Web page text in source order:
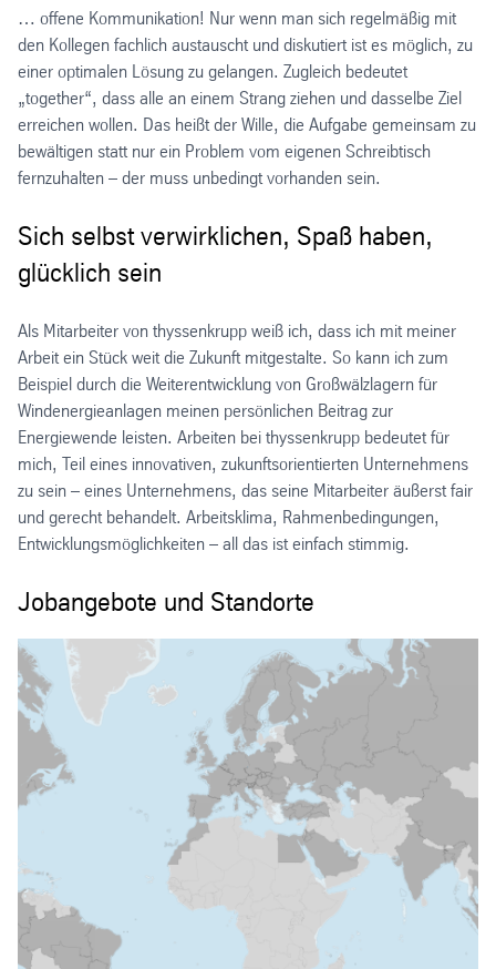
… offene Kommunikation! Nur wenn man sich regelmäßig mit
den Kollegen fachlich austauscht und diskutiert ist es möglich, zu
einer optimalen Lösung zu gelangen. Zugleich bedeutet
„together“, dass alle an einem Strang ziehen und dasselbe Ziel
erreichen wollen. Das heißt der Wille, die Aufgabe gemeinsam zu
bewältigen statt nur ein Problem vom eigenen Schreibtisch
fernzuhalten – der muss unbedingt vorhanden sein.
Sich selbst verwirklichen, Spaß haben,
glücklich sein
Als Mitarbeiter von thyssenkrupp weiß ich, dass ich mit meiner
Arbeit ein Stück weit die Zukunft mitgestalte. So kann ich zum
Beispiel durch die Weiterentwicklung von Großwälzlagern für
Windenergieanlagen meinen persönlichen Beitrag zur
Energiewende leisten. Arbeiten bei thyssenkrupp bedeutet für
mich, Teil eines innovativen, zukunftsorientierten Unternehmens
zu sein – eines Unternehmens, das seine Mitarbeiter äußerst fair
und gerecht behandelt. Arbeitsklima, Rahmenbedingungen,
Entwicklungsmöglichkeiten – all das ist einfach stimmig.
Jobangebote und Standorte